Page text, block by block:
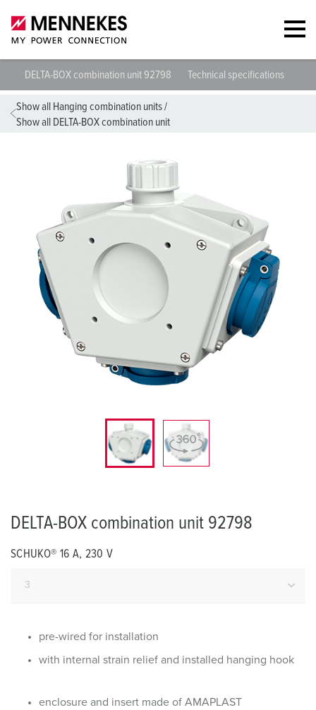
DELTA-BOX combination unit 92798 Technical specifications
Show all Hanging combination units/
Show all DELTA-BOX combination unit
DELTA-BOX combination unit 92798
SCHUKO® 16 A, 230 V
pre-wired for installation
with internal strain relief and installed hanging hook
enclosure and insert made of AMAPLAST